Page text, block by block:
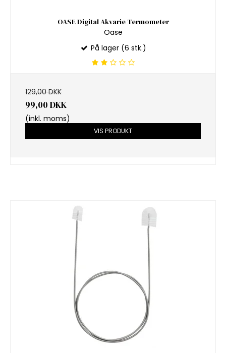
OASE Digital Akvarie Termometer
Oase
På lager (6 stk.)
129,00 DKK
99,00 DKK
(inkl. moms)
VIS PRODUKT